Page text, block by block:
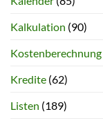
Kalkulation (90)
Kostenberechnung
Kredite (62)
Listen (189)